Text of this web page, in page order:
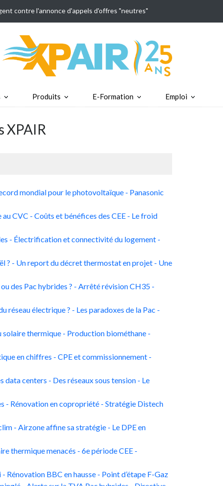
contre l'annonce d'appels d'offres "neutres"
Produits E-Formation Emploi
XPAIR
mondial pour le photovoltaïque - Panasonic
CVC - Coûts et bénéfices des CEE - Le froid
- Électrification et connectivité du logement -
? - Un report du décret thermostat en projet - Une
des Pac hybrides ? - Arrêté révision CH35 -
réseau électrique ? - Les paradoxes de la Pac -
solaire thermique - Production biométhane -
en chiffres - CPE et commissionnement -
data centers - Des réseaux sous tension - Le
- Rénovation en copropriété - Stratégie Distech
- Airzone affine sa stratégie - Le DPE en
thermique menacés - 6e période CEE -
BBC en hausse - Point d’étape F-Gaz